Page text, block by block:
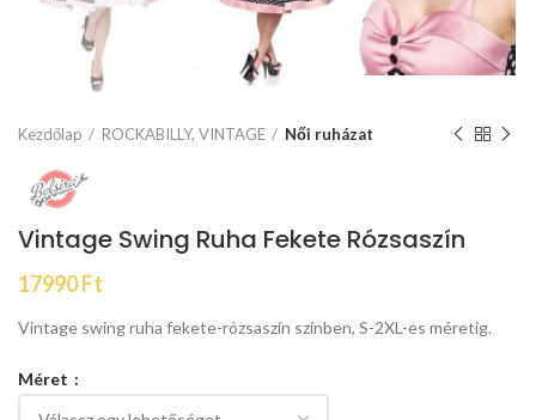
Kezdőlap ROCKABILLY, VINTAGE Női ruházat
Vintage Swing Ruha Fekete Rózsaszín
17990Ft
Vintage swing ruha fekete-rózsaszín színben, S-2XL-es méretig.
Méret